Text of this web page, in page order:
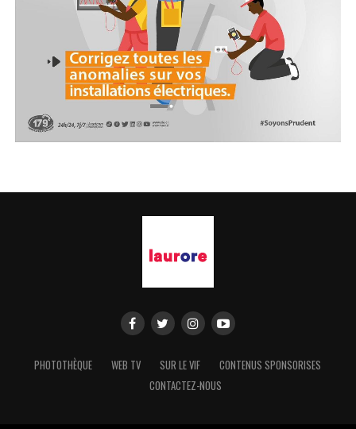
PHOTOTHÈQUE WEB TV SUR LE VIF
CONTENUS SPONSORISES
CONTACTEZ-NOUS